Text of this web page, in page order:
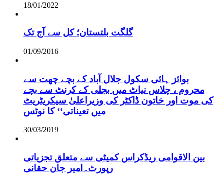
18/01/2022
گلگت بلتستان؛ کل سے آج تک
01/09/2016
بوائز ہائی سکول جلال آباد کے بچے چھت سے
محروم ، چلاس نیاٹ میں بجلی کے کرنٹ سے بچے
کی موت اور خاتون ڈاکٹر کی وزیراعلیٰ سیکریٹریٹ
میں تعیناتی‘‘ کا نوٹس
30/03/2019
بین الاقوامی ریڈکراس کمیٹی سے متعلق تجزیاتی
رپورٹ۔امیر جان حقانی